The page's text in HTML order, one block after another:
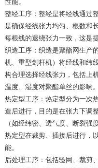
性能。
整经工序：整经是将经线通过
是确保经线张力均匀、根数和
每根线的退绕张力一致，这是
织造工序：织造是聚酯网生产
机、重型剑杆机）将经线和纬
构合理选择经线张力，包括上
温度、湿度对聚酯单丝的影响。
热定型工序：热定型分为一次
造后进行，目的是在张力下调
（如经纬密、透气度、断裂强
热定型在裁剪、插接后进行，
能。
后处理工序：包括验网、裁剪